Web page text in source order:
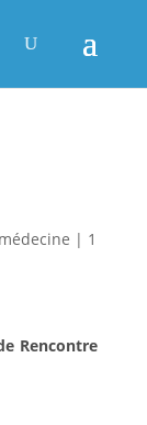
| 1
Rencontre